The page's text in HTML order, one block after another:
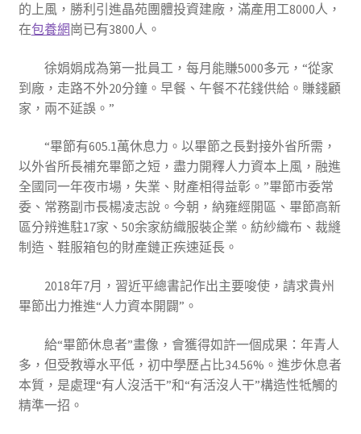
的上風，勝利引進晶苑團體投資建廠，滿產用工8000人，
在包養網崗已有3800人。
徐娟娟成為第一批員工，每月能賺5000多元，“從家
到廠，走路不外20分鐘。早餐、午餐不花錢供給。賺錢顧
家，兩不延誤。”
“畢節有605.1萬休息力。以畢節之長對接外省所需，
以外省所長補充畢節之短，盡力開釋人力資本上風，融進
全國同一年夜市場，失業、財產相得益彰。”畢節市委常
委、常務副市長楊凌志說。今朝，納雍經開區、畢節高新
區分辨進駐17家、50余家紡織服裝企業。紡紗織布、裁縫
制造、鞋服箱包的財產鏈正疾速延長。
2018年7月，習近平總書記作出主要唆使，請求貴州
畢節出力推進“人力資本開闢”。
給“畢節休息者”畫像，會獲得如許一個成果：年青人
多，但受教導水平低，初中學歷占比34.56%。進步休息者
本質，是處理“有人沒活干”和“有活沒人干”構造性牴觸的
精準一招。